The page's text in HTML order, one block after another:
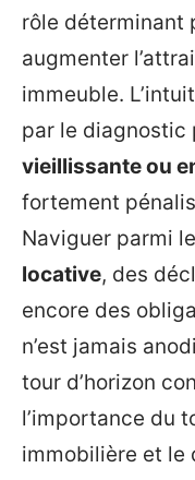
rôle déterminant
augmenter
immeuble.
par le diagnostic
vieillissante ou
fortement
Naviguer parmi
locative, des
encore des
n’est jamais
tour d’horizon
l’importance du
immobilière et le